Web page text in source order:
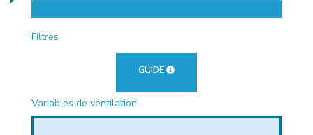
Filtres
GUIDE
Variables de ventilation